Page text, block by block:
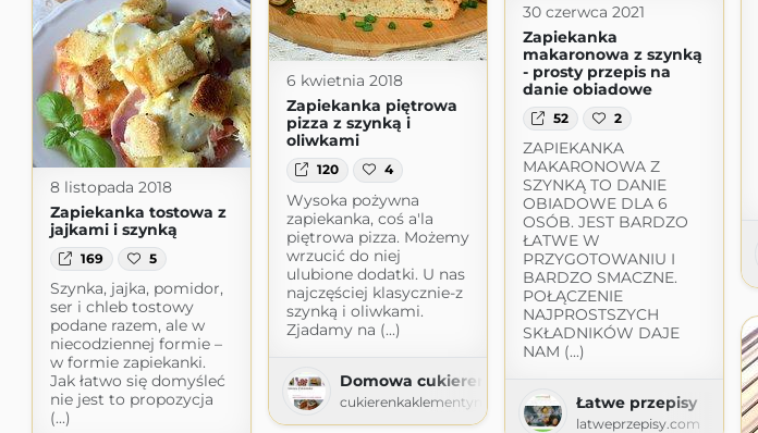
30 czerwca 2021
Zapiekanka
makaronowa z szynką
- prosty przepis na
danie obiadowe
52 2
ZAPIEKANKA
MAKARONOWA Z
SZYNKĄ TO DANIE
OBIADOWE DLA 6
OSÓB. JEST BARDZO
ŁATWE W
PRZYGOTOWANIU I
BARDZO SMACZNE.
POŁĄCZENIE
NAJPROSTSZYCH
SKŁADNIKÓW DAJE
NAM (...)
Łatwe przepisy
latweprzepisy.com
6 kwietnia 2018
Zapiekanka piętrowa
pizza z szynką i
oliwkami
120 4
Wysoka pożywna
zapiekanka, coś a'la
piętrowa pizza. Możemy
wrzucić do niej
ulubione dodatki. U nas
najczęściej klasycznie-z
szynką i oliwkami.
Zjadamy na (...)
Domowa cukierenka
cukierenkaklementynki.blogspot.com
8 listopada 2018
Zapiekanka tostowa z
jajkami i szynką
169 5
Szynka, jajka, pomidor,
ser i chleb tostowy
podane razem, ale w
niecodziennej formie –
w formie zapiekanki.
Jak łatwo się domyśleć
nie jest to propozycja
(...)